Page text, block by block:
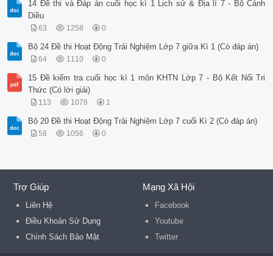
14 Đề thi và Đáp án cuối học kì 1 Lịch sử & Địa lí 7 - Bộ Cánh
Diều
63 1258 0
Bộ 24 Đề thi Hoạt Động Trải Nghiệm Lớp 7 giữa Kì 1 (Có đáp án)
64 1110 0
15 Đề kiểm tra cuối học kì 1 môn KHTN Lớp 7 - Bộ Kết Nối Tri
Thức (Có lời giải)
113 1078 1
Bộ 20 Đề thi Hoạt Động Trải Nghiệm Lớp 7 cuối Kì 2 (Có đáp án)
58 1056 0
Trợ Giúp
Liên Hệ
Điều Khoản Sử Dụng
Chính Sách Bảo Mật
Mạng Xã Hội
Facebook
Youtube
Twitter